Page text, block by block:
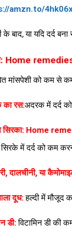
amzn.to/
के बाद, या यदि दर्द
Home
मांसपेशी को कम से
रस:अदरक में दर्द
सिरका: Home
में दर्द को कम
दालचीनी, या
दूध:हल्दी में मौजूद
डी:विटामिन डी की